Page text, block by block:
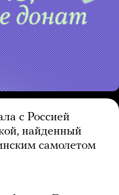
с Россией
найденный
самолетом